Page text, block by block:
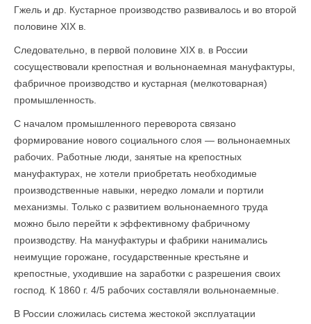
Гжель и др. Кустарное производство развивалось и во второй
половине XIX в.
Следовательно, в первой половине XIX в. в России
сосуществовали крепостная и вольнонаемная мануфактуры,
фабричное производство и кустарная (мелкотоварная)
промышленность.
С началом промышленного переворота связано
формирование нового социального слоя — вольнонаемных
рабочих. Работные люди, занятые на крепостных
мануфактурах, не хотели приобретать необходимые
производственные навыки, нередко ломали и портили
механизмы. Только с развитием вольнонаемного труда
можно было перейти к эффективному фабричному
производству. На мануфактуры и фабрики нанимались
неимущие горожане, государственные крестьяне и
крепостные, уходившие на заработки с разрешения своих
господ. К 1860 г. 4/5 рабочих составляли вольнонаемные.
В России сложилась система жестокой эксплуатации